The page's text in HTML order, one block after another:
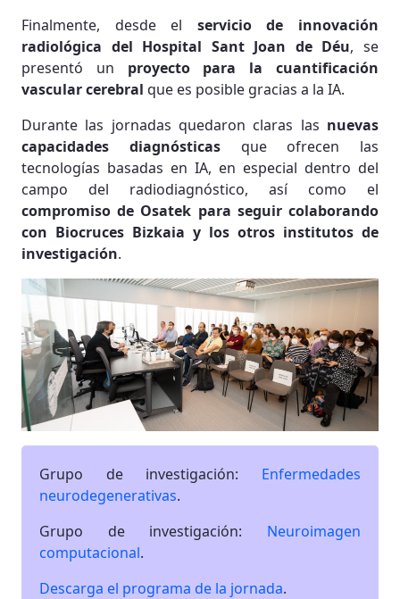
Finalmente, desde el servicio de innovación
radiológica del Hospital Sant Joan de Déu, se
presentó un proyecto para la cuantificación
vascular cerebral que es posible gracias a la IA.
Durante las jornadas quedaron claras las nuevas
capacidades diagnósticasque ofrecen las
tecnologías basadas en IA, en especial dentro del
campo del radiodiagnóstico, así como el
compromiso de Osatek para seguir colaborando
con Biocruces Bizkaia y los otros institutos de
investigación.
Grupo de investigación: Enfermedades
neurodegenerativas.
Grupo de investigación: Neuroimagen
computacional.
Descarga el programa de la jornada.